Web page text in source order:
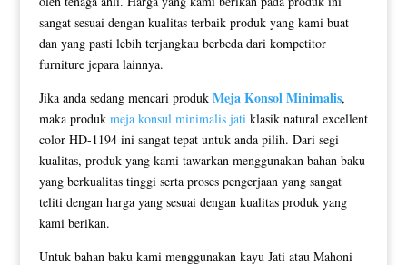
sangat sesuai dengan kualitas terbaik produk yang kami buat
dan yang pasti lebih terjangkau berbeda dari kompetitor
furniture jepara lainnya.
Jika anda sedang mencari produk Meja Konsol Minimalis,
maka produk meja konsul minimalis jati klasik natural excellent
color HD-1194 ini sangat tepat untuk anda pilih. Dari segi
kualitas, produk yang kami tawarkan menggunakan bahan baku
yang berkualitas tinggi serta proses pengerjaan yang sangat
teliti dengan harga yang sesuai dengan kualitas produk yang
kami berikan.
Untuk bahan baku kami menggunakan kayu Jati atau Mahoni